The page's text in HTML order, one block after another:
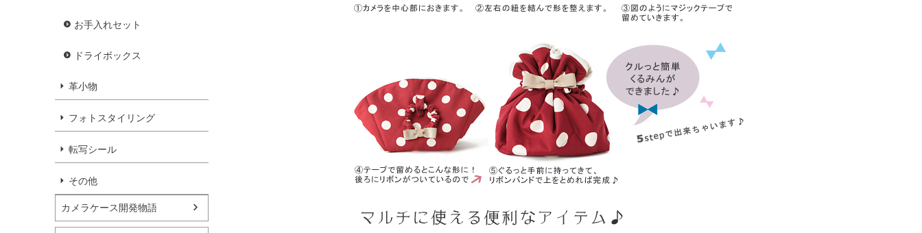
お手入れセット
ドライボックス
革小物
フォトスタイリング
転写シール
その他
カメラケース開発物語